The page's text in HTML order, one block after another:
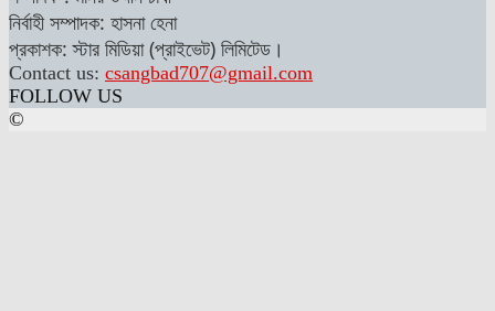
নির্বাহী সম্পাদক: হাসনা হেনা
প্রকাশক: স্টার মিডিয়া (প্রাইভেট) লিমিটেড।
Contact us: csangbad707@gmail.com
FOLLOW US
©